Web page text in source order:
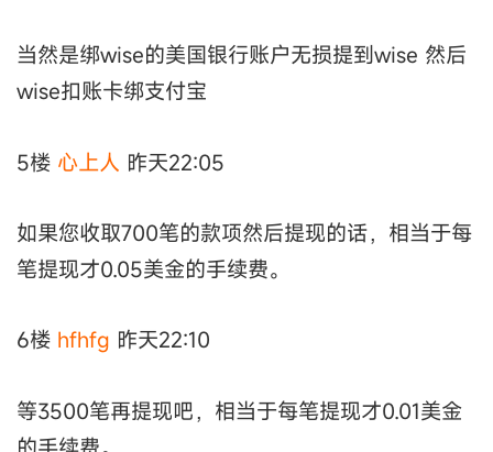
当然是绑wise的美国银行账户无损提到wise 然后
wise扣账卡绑支付宝
5楼 心上人 昨天22:05
如果您收取700笔的款项然后提现的话，相当于每
笔提现才0.05美金的手续费。
6楼 hfhfg 昨天22:10
等3500笔再提现吧，相当于每笔提现才0.01美金